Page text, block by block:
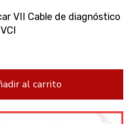
VII Cable de diagnóstico
al carrito